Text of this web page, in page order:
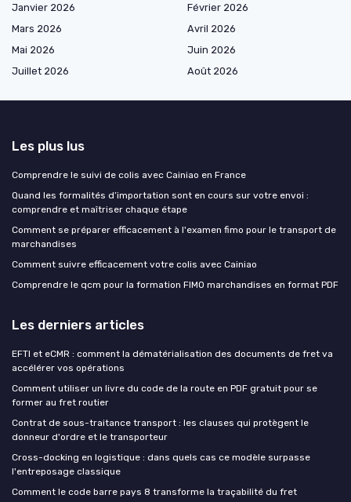
Janvier 2026
Février 2026
Mars 2026
Avril 2026
Mai 2026
Juin 2026
Juillet 2026
Août 2026
Les plus lus
Comprendre le suivi de colis avec Cainiao en France
Quand les formalités d’importation sont en cours sur votre envoi :
comprendre et maîtriser chaque étape
Comment se préparer efficacement à l'examen fimo pour le transport de
marchandises
Comment suivre efficacement votre colis avec Cainiao
Comprendre le qcm pour la formation FIMO marchandises en format PDF
Les derniers articles
EFTI et eCMR : comment la dématérialisation des documents de fret va
accélérer vos opérations
Comment utiliser un livre du code de la route en PDF gratuit pour se
former au fret routier
Contrat de sous-traitance transport : les clauses qui protègent le
donneur d'ordre et le transporteur
Cross-docking en logistique : dans quels cas ce modèle surpasse
l'entreposage classique
Comment le code barre pays 8 transforme la traçabilité du fret